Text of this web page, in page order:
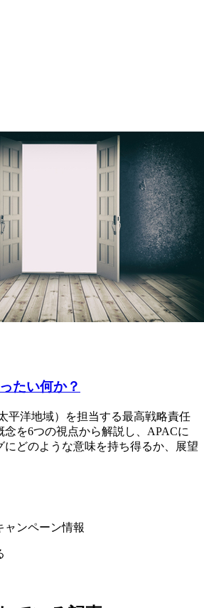
たい何か？
平洋地域）を担当する最高戦略責任
を6つの視点から解説し、APACに
にどのような意味を持ち得るか、展望
ャンペーン情報